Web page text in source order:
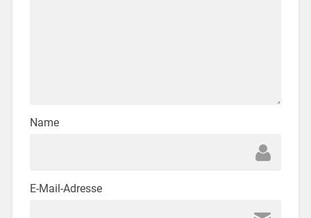
Name
E-Mail-Adresse